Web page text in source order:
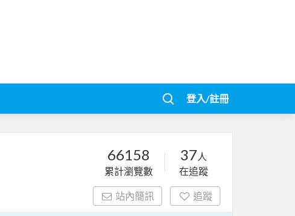
登入/註冊
66158
累計瀏覽數
37 人
在追蹤
站內簡訊 追蹤